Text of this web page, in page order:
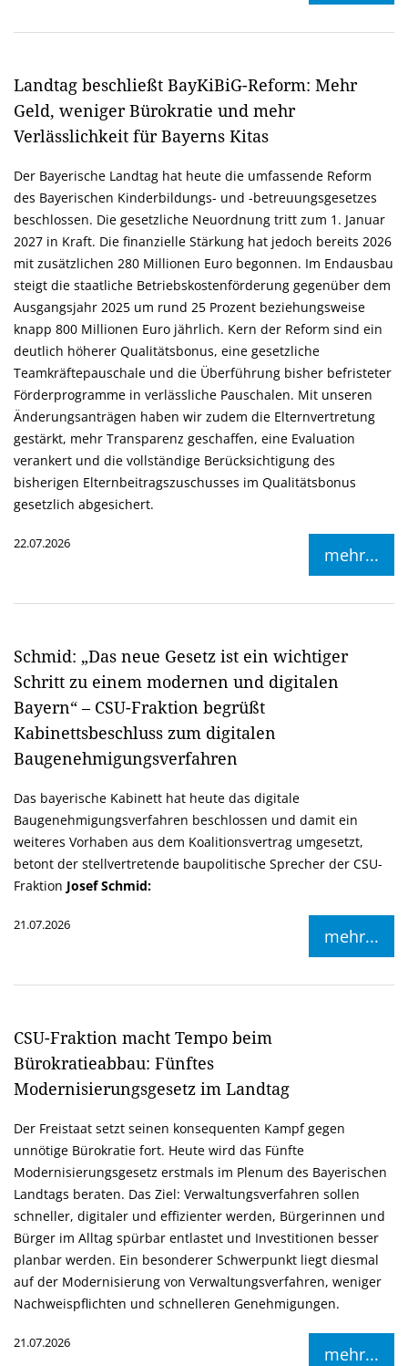
Landtag beschließt BayKiBiG-Reform: Mehr
Geld, weniger Bürokratie und mehr
Verlässlichkeit für Bayerns Kitas
Der Bayerische Landtag hat heute die umfassende Reform
des Bayerischen Kinderbildungs- und -betreuungsgesetzes
beschlossen. Die gesetzliche Neuordnung tritt zum 1. Januar
2027 in Kraft. Die finanzielle Stärkung hat jedoch bereits 2026
mit zusätzlichen 280 Millionen Euro begonnen. Im Endausbau
steigt die staatliche Betriebskostenförderung gegenüber dem
Ausgangsjahr 2025 um rund 25 Prozent beziehungsweise
knapp 800 Millionen Euro jährlich. Kern der Reform sind ein
deutlich höherer Qualitätsbonus, eine gesetzliche
Teamkräftepauschale und die Überführung bisher befristeter
Förderprogramme in verlässliche Pauschalen. Mit unseren
Änderungsanträgen haben wir zudem die Elternvertretung
gestärkt, mehr Transparenz geschaffen, eine Evaluation
verankert und die vollständige Berücksichtigung des
bisherigen Elternbeitragszuschusses im Qualitätsbonus
gesetzlich abgesichert.
22.07.2026
mehr...
Schmid: „Das neue Gesetz ist ein wichtiger
Schritt zu einem modernen und digitalen
Bayern“ – CSU-Fraktion begrüßt
Kabinettsbeschluss zum digitalen
Baugenehmigungsverfahren
Das bayerische Kabinett hat heute das digitale
Baugenehmigungsverfahren beschlossen und damit ein
weiteres Vorhaben aus dem Koalitionsvertrag umgesetzt,
betont der stellvertretende baupolitische Sprecher der CSU-
Fraktion Josef Schmid:
21.07.2026
mehr...
CSU-Fraktion macht Tempo beim
Bürokratieabbau: Fünftes
Modernisierungsgesetz im Landtag
Der Freistaat setzt seinen konsequenten Kampf gegen
unnötige Bürokratie fort. Heute wird das Fünfte
Modernisierungsgesetz erstmals im Plenum des Bayerischen
Landtags beraten. Das Ziel: Verwaltungsverfahren sollen
schneller, digitaler und effizienter werden, Bürgerinnen und
Bürger im Alltag spürbar entlastet und Investitionen besser
planbar werden. Ein besonderer Schwerpunkt liegt diesmal
auf der Modernisierung von Verwaltungsverfahren, weniger
Nachweispflichten und schnelleren Genehmigungen.
21.07.2026
mehr...